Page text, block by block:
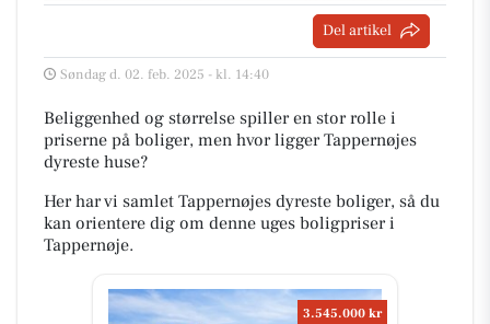
Del artikel
Søndag d. 02. feb. 2025 - kl. 14:40
Beliggenhed og størrelse spiller en stor rolle i
priserne på boliger, men hvor ligger Tappernøjes
dyreste huse?
Her har vi samlet Tappernøjes dyreste boliger, så du
kan orientere dig om denne uges boligpriser i
Tappernøje.
3.545.000 kr